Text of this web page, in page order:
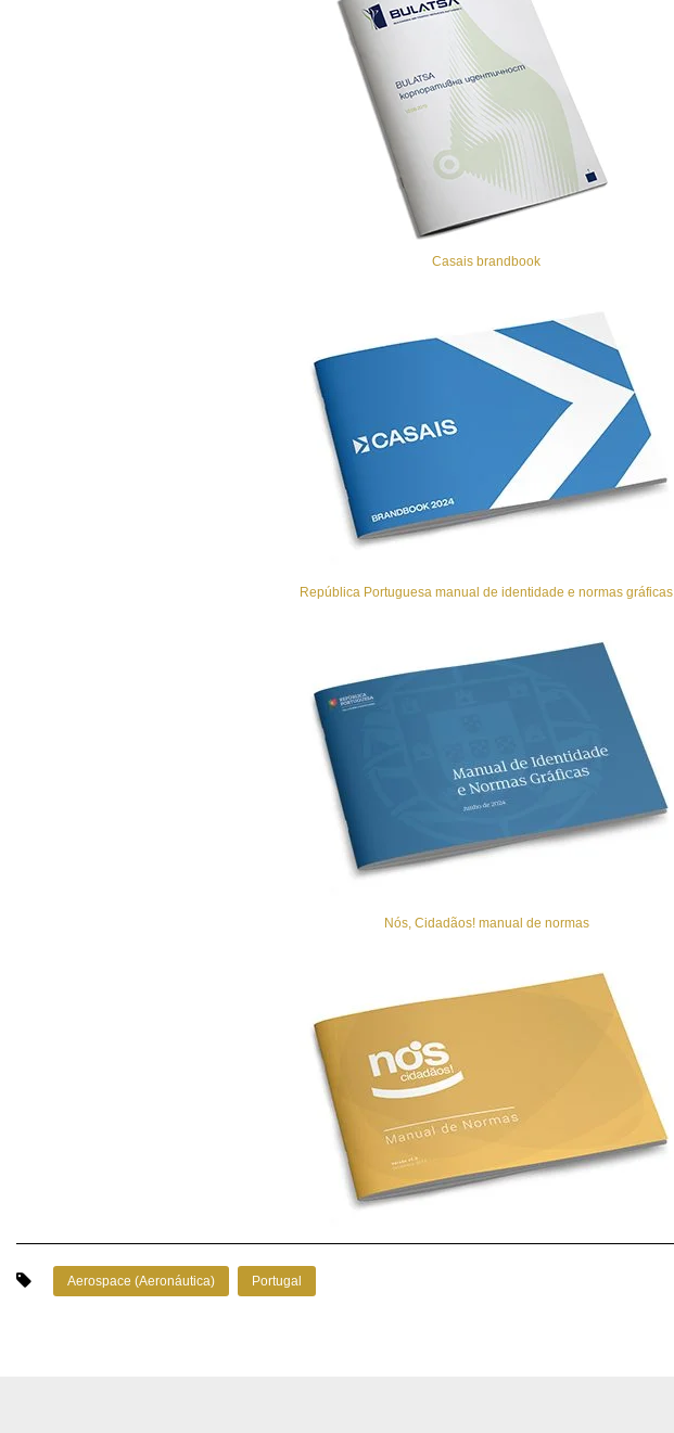
Casais brandbook
República Portuguesa manual de identidade e normas gráficas
Nós, Cidadãos! manual de normas
Aerospace (Aeronáutica) Portugal